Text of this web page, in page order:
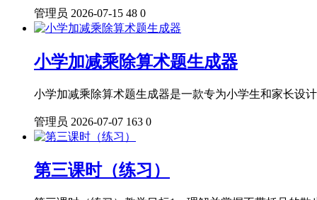
管理员 2026-07-15 48 0
小学加减乘除算术题生成器
小学加减乘除算术题生成器是一款专为小学生和家长设
管理员 2026-07-07 163 0
第三课时（练习）